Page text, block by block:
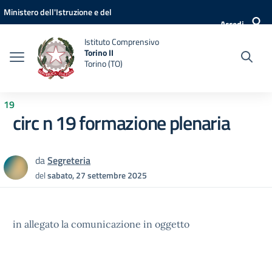
Vai ai contenuti
Vai al menu di navigazione
Vai al footer
Ministero dell'Istruzione e del
Accedi
Istituto Comprensivo
Torino II
Torino (TO)
19
circ n 19 formazione plenaria
daSegreteria
delsabato, 27 settembre 2025
in allegato la comunicazione in oggetto